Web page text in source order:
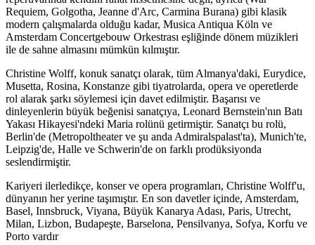
Requiem, Golgotha, Jeanne d'Arc, Carmina Burana) gibi klasik
modern çalışmalarda olduğu kadar, Musica Antiqua Köln ve
Amsterdam Concertgebouw Orkestrası eşliğinde dönem müzikleri
ile de sahne almasını mümkün kılmıştır.
Christine Wolff, konuk sanatçı olarak, tüm Almanya'daki, Eurydice,
Musetta, Rosina, Konstanze gibi tiyatrolarda, opera ve operetlerde
rol alarak şarkı söylemesi için davet edilmiştir. Başarısı ve
dinleyenlerin büyük beğenisi sanatçıya, Leonard Bernstein'nın Batı
Yakası Hikayesi'ndeki Maria rolünü getirmiştir. Sanatçı bu rolü,
Berlin'de (Metropoltheater ve şu anda Admiralspalast'ta), Munich'te,
Leipzig'de, Halle ve Schwerin'de on farklı prodüksiyonda
seslendirmiştir.
Kariyeri ilerledikçe, konser ve opera programları, Christine Wolff'u,
dünyanın her yerine taşımıştır. En son davetler içinde, Amsterdam,
Basel, Innsbruck, Viyana, Büyük Kanarya Adası, Paris, Utrecht,
Milan, Lizbon, Budapeşte, Barselona, Pensilvanya, Sofya, Korfu ve
Porto vardır